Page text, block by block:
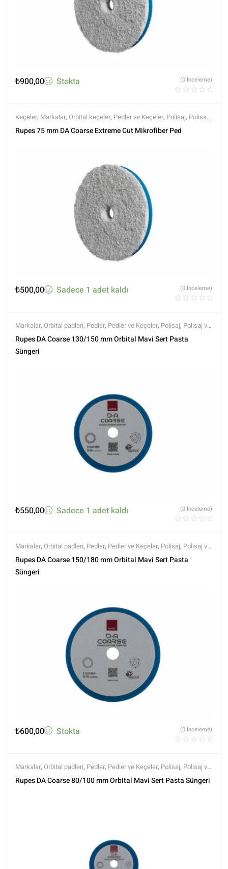
₺900,00 Stokta (0 İnceleme)
Keçeler, Markalar, Orbital keçeler, Pedler ve Keçeler, Polisaj, Polisaj
ve Parlatma,Rupes ,Tüm Ürünler,Tüm Ürünler
Rupes 75 mm DA Coarse Extreme Cut Mikrofiber Ped
₺500,00 Sadece 1 adet kaldı (0 İnceleme)
Markalar, Orbital padleri, Pedler, Pedler ve Keçeler, Polisaj, Polisaj ve
Parlatma,Rupes
Rupes DA Coarse 130/150 mm Orbital Mavi Sert Pasta
Süngeri
₺550,00 Sadece 1 adet kaldı (0 İnceleme)
Markalar, Orbital padleri, Pedler, Pedler ve Keçeler, Polisaj, Polisaj ve
Parlatma,Rupes
Rupes DA Coarse 150/180 mm Orbital Mavi Sert Pasta
Süngeri
₺600,00 Stokta (0 İnceleme)
Markalar, Orbital padleri, Pedler, Pedler ve Keçeler, Polisaj, Polisaj ve
Parlatma,Rupes
Rupes DA Coarse 80/100 mm Orbital Mavi Sert Pasta Süngeri